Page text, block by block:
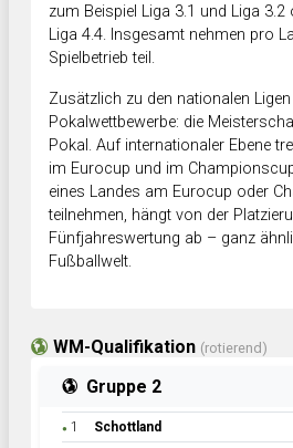
zum Beispiel Liga 3.1 und Liga 3.2
Liga 4.4. Insgesamt nehmen pro
Spielbetrieb teil.
Zusätzlich zu den nationalen
Pokalwettbewerbe: die
Pokal. Auf internationaler Ebene
im Eurocup und im
eines Landes am Eurocup oder
teilnehmen, hängt von der
Fünfjahreswertung ab – ganz
Fußballwelt.
WM-Qualifikation (rotierend)
Gruppe 2
● 1 Schottland